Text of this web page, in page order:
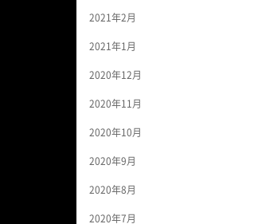
2021年2月
2021年1月
2020年12月
2020年11月
2020年10月
2020年9月
2020年8月
2020年7月